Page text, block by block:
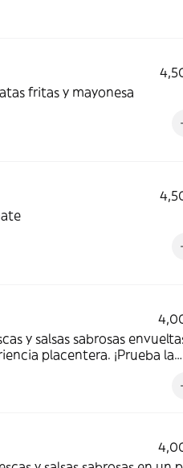
fritas y mayonesa
y salsas sabrosas
placentera. ¡Prueba la